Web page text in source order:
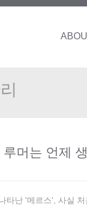
머는 언제
타난 '메르스', 사실